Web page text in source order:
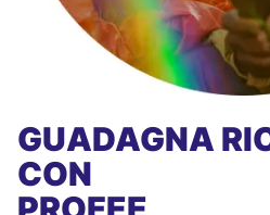
GUADAGNA
CON